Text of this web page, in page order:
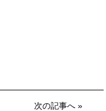
次の記事へ»